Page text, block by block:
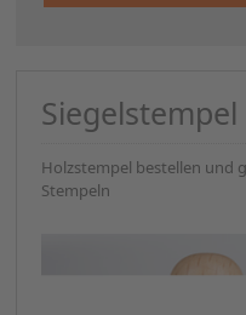
Siegelstempel
Holzstempel bestellen und
Stempeln